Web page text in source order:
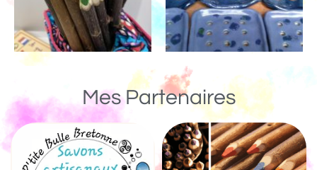
Mes Partenaires